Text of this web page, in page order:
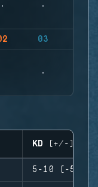
03
KD (+/-)
5-10 (-5)